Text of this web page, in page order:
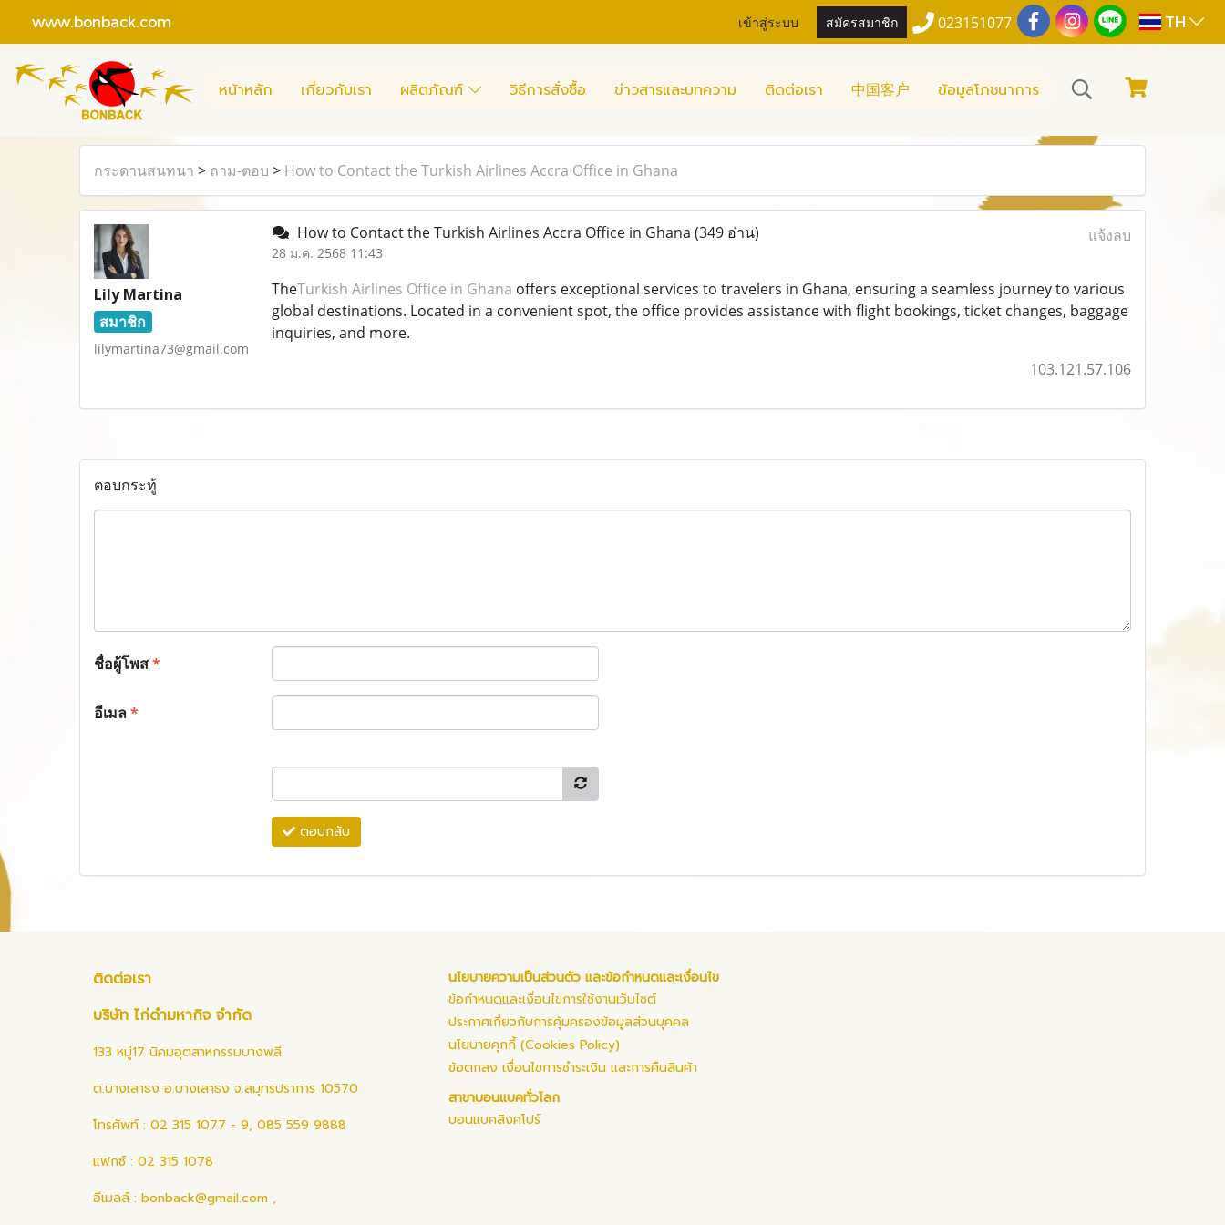
www.bonback.com เข้าสู่ระบบ สมัครสมาชิก 023151077 TH
หน้าหลัก เกี่ยวกับเรา ผลิตภัณฑ์ วิธีการสั่งซื้อ ข่าวสารและบทความ ติดต่อเรา 中国客户 ข้อมูลโภชนาการ
กระดานสนทนา > ถาม-ตอบ > How to Contact the Turkish Airlines Accra Office in Ghana
Lily Martina
สมาชิก
lilymartina73@gmail.com
How to Contact the Turkish Airlines Accra Office in Ghana (349 อ่าน)
28 ม.ค. 2568 11:43
แจ้งลบ
TheTurkish Airlines Office in Ghana offers exceptional services to travelers in Ghana, ensuring a seamless journey to various
global destinations. Located in a convenient spot, the office provides assistance with flight bookings, ticket changes, baggage
inquiries, and more.
103.121.57.106
ตอบกระทู้
ชื่อผู้โพส*
อีเมล*
ตอบกลับ
ติดต่อเรา
บริษัท ไก่ดำมหากิจ จำกัด
133 หมู่17 นิคมอุตสาหกรรมบางพลี
ต.บางเสาธง อ.บางเสาธง จ.สมุทรปราการ 10570
โทรศัพท์ : 02 315 1077 - 9, 085 559 9888
แฟกซ์ : 02 315 1078
อีเมลล์ : bonback@gmail.com ,
นโยบายความเป็นส่วนตัว และข้อกำหนดและเงื่อนไข
ข้อกำหนดและเงื่อนไขการใช้งานเว็บไซต์
ประกาศเกี่ยวกับการคุ้มครองข้อมูลส่วนบุคคล
นโยบายคุกกี้ (Cookies Policy)
ข้อตกลง เงื่อนไขการชำระเงิน และการคืนสินค้า
สาขาบอนแบคทั่วโลก
บอนแบคสิงคโปร์